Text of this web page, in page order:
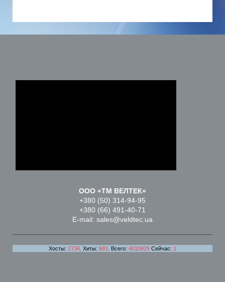
ООО «ТМ ВЕЛТЕК»
+380 (50) 314-94-95
+380 (66) 491-40-71
E-mail: sales@veldtec.ua
Хосты: 2734, Хиты: 683, Всего: 4010929 Сейчас: 1